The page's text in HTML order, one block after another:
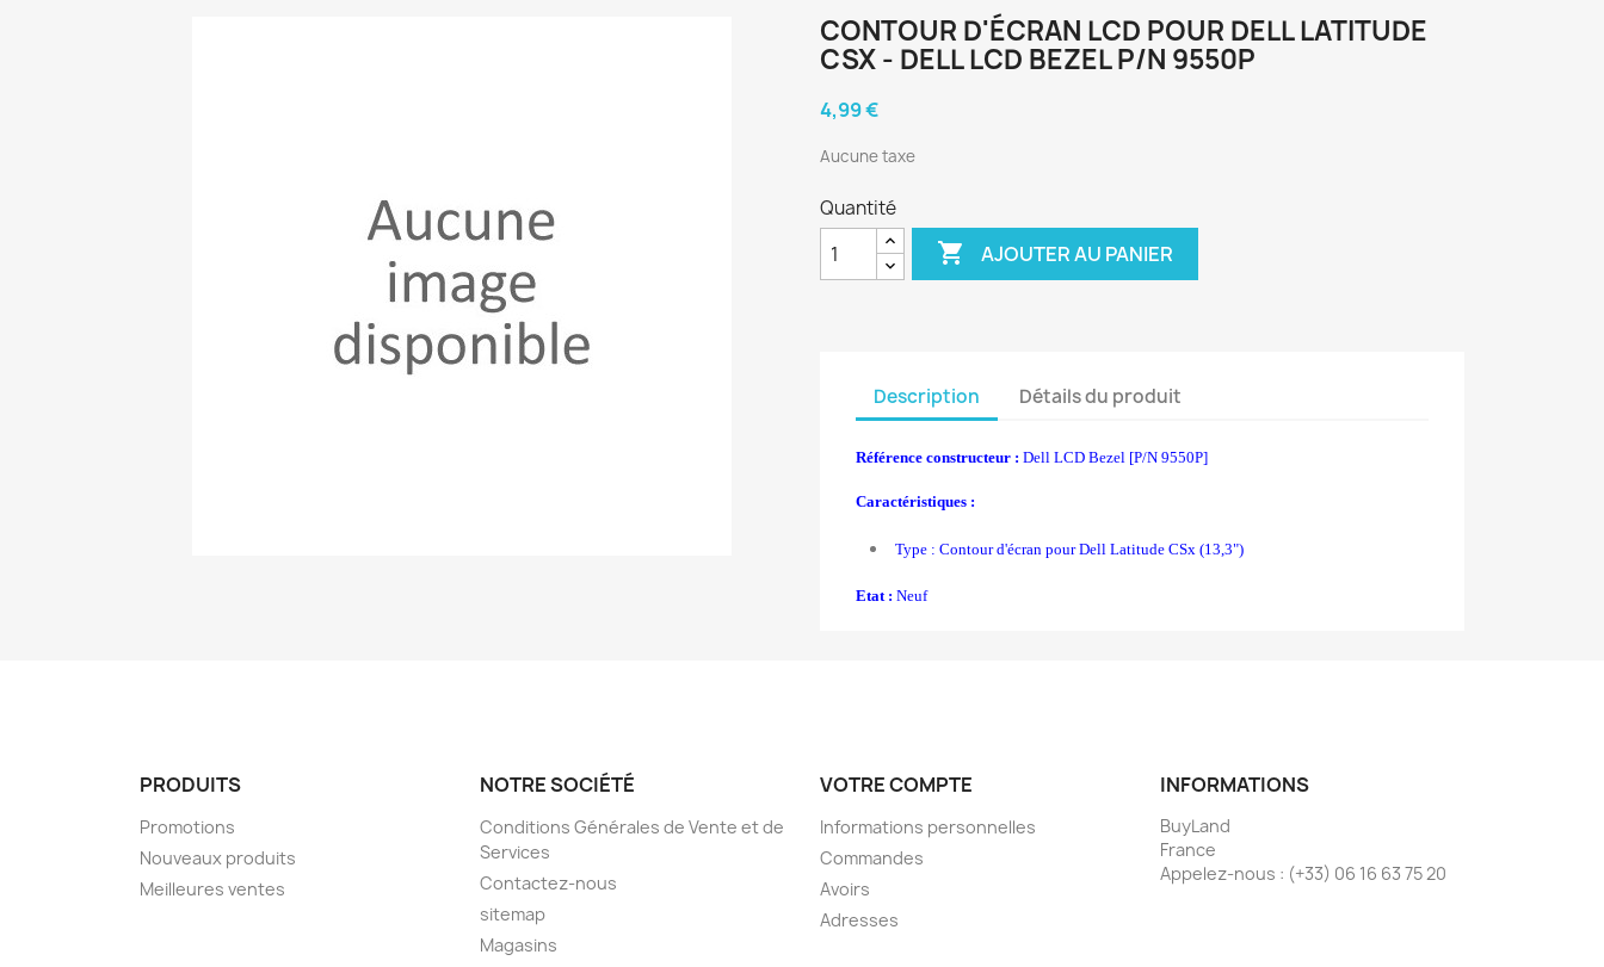
CONTOUR D'ÉCRAN LCD POUR DELL LATITUDE
CSX - DELL LCD BEZEL P/N 9550P
4,99 €
Aucune taxe
Quantité
 AJOUTER AU PANIER
Description Détails du produit
Référence constructeur : Dell LCD Bezel [P/N 9550P]
Caractéristiques :
Type : Contour d'écran pourDell Latitude CSx (13,3")
Etat : Neuf
PRODUITS
Promotions
Nouveaux produits
Meilleures ventes
NOTRE SOCIÉTÉ
Conditions Générales de Vente et de
Services
Contactez-nous
sitemap
Magasins
VOTRE COMPTE
Informations personnelles
Commandes
Avoirs
Adresses
INFORMATIONS
BuyLand
France
Appelez-nous : (+33) 06 16 63 75 20